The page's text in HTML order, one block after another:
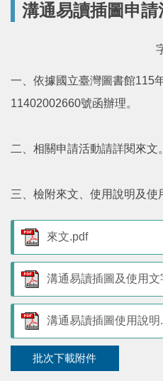
鑑定安置
溝通易讀插圖申請
一、依據國立臺灣圖書館115
11402002660號函辦理。
二、相關申請活動請詳閱來文。
三、檢附來文、使用說明及使
來文.pdf
溝通易讀插圖及使用
溝通易讀插圖使用說明
批次下載附件